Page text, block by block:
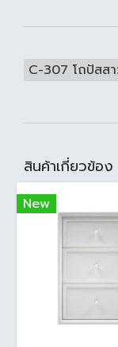
C-307 โถปัสส
สินค้าเกี่ยวข้อง
New